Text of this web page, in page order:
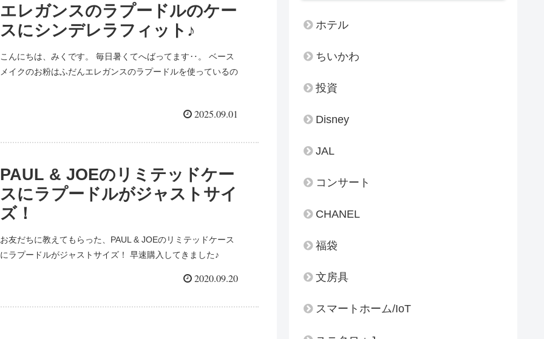
エレガンスのラプードルのケー
スにシンデレラフィット♪
こんにちは、みくです。 毎日暑くてへばってます‥。 ベース
メイクのお粉はふだんエレガンスのラプードルを使っているの
2025.09.01
PAUL & JOEのリミテッドケー
スにラプードルがジャストサイ
ズ！
お友だちに教えてもらった、PAUL & JOEのリミテッドケース
にラプードルがジャストサイズ！ 早速購入してきました♪
2020.09.20
ホテル
ちいかわ
投資
Disney
JAL
コンサート
CHANEL
福袋
文房具
スマートホーム/IoT